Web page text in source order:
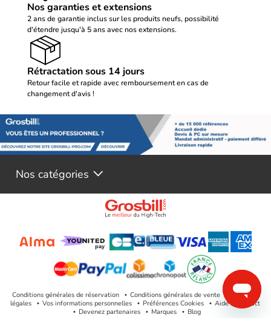
Nos garanties et extensions
2 ans de garantie inclus sur les produits neufs, possibilité
d'étendre jusqu'à 5 ans avec nos extensions.
Rétractation sous 14 jours
Retour facile et rapide avec remboursement en cas de
changement d'avis !
Nos catégories
Conditions générales de réservation Conditions générales de vente
Mentions
légales
Vos informations personnelles Préférences Cookies
Aide & Contact
Devenez partenaires
Marques Blog